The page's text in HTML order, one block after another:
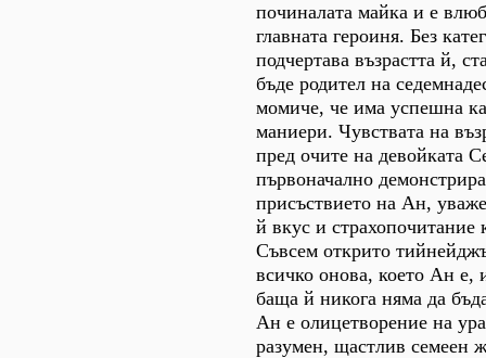
починалата майка и е
главната героиня. Без
подчертава възрастта й,
бъде родител на
момиче, че има успешна
маниери. Чувствата на
пред очите на девойката
първоначално
присъствието на Ан,
й вкус и страхопочитание
Съвсем открито
всичко онова, което Ан е,
баща й никога няма да
Ан е олицетворение на
разумен, щастлив семеен